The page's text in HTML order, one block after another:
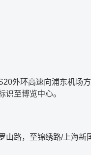
外环高速向浦东机场
识至博览中心。
山路，至锦绣路/上海新